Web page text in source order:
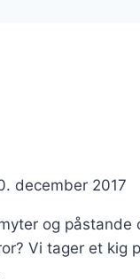
december 2017
og
Vi tager et